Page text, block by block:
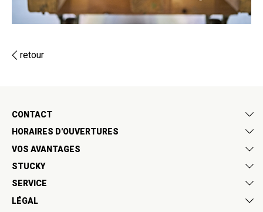
retour
CONTACT
HORAIRES D'OUVERTURES
VOS AVANTAGES
STUCKY
SERVICE
LÉGAL